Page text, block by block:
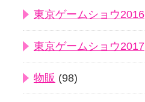
東京ゲームショウ2016
東京ゲームショウ2017
物販 (98)